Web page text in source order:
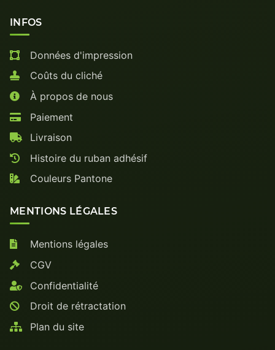
INFOS
Données d'impression
Coûts du cliché
À propos de nous
Paiement
Livraison
Histoire du ruban adhésif
Couleurs Pantone
MENTIONS LÉGALES
Mentions légales
CGV
Confidentialité
Droit de rétractation
Plan du site